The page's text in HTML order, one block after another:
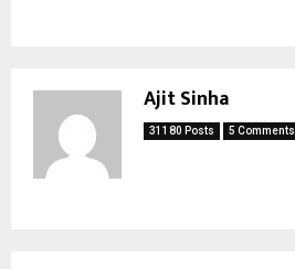
Ajit Sinha
31180 Posts 5 Comments